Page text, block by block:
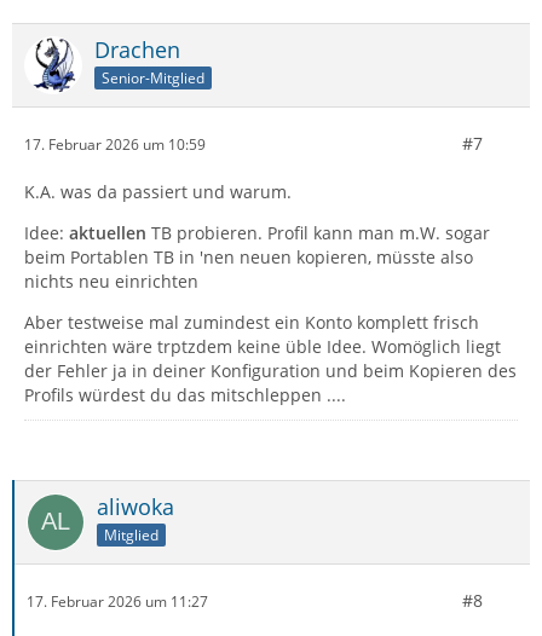
Drachen
Senior-Mitglied
17. Februar 2026 um 10:59 #7
K.A. was da passiert und warum.
Idee: aktuellen TB probieren. Profil kann man m.W. sogar
beim Portablen TB in 'nen neuen kopieren, müsste also
nichts neu einrichten
Aber testweise mal zumindest ein Konto komplett frisch
einrichten wäre trptzdem keine üble Idee. Womöglich liegt
der Fehler ja in deiner Konfiguration und beim Kopieren des
Profils würdest du das mitschleppen ....
aliwoka
Mitglied
17. Februar 2026 um 11:27 #8